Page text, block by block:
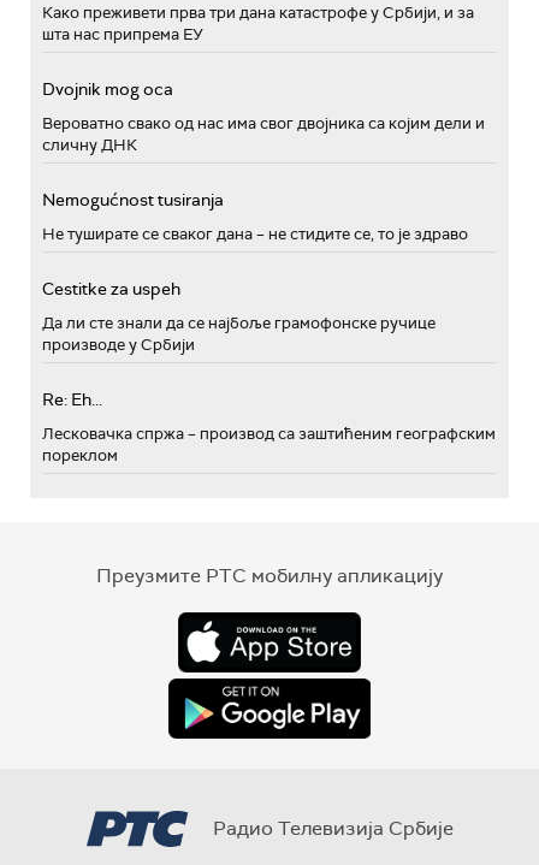
Како преживети прва три дана катастрофе у Србији, и за
шта нас припрема ЕУ
Dvojnik mog oca
Вероватно свако од нас има свог двојника са којим дели и
сличну ДНК
Nemogućnost tusiranja
Не туширате се сваког дана – не стидите се, то је здраво
Cestitke za uspeh
Да ли сте знали да се најбоље грамофонске ручице
производе у Србији
Re: Eh...
Лесковачка спржа – производ са заштићеним географским
пореклом
Преузмите РТС мобилну апликацију
Радио Телевизија Србије